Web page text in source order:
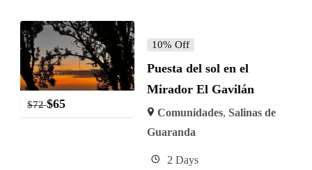
$72 $65
10% Off
Puesta del sol en el
Mirador El Gavilán
Comunidades, Salinas de
Guaranda
2 Days